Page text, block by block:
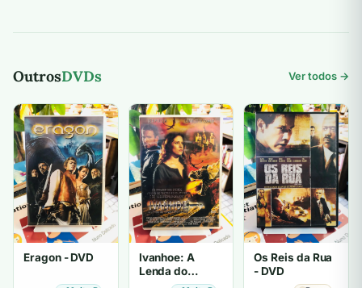
OutrosDVDs Ver todos →
Eragon - DVD
Ivanhoe: A
Lenda do
Cavaleiro
Os Reis da Rua
- DVD